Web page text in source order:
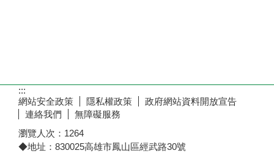
:::
網站安全政策
隱私權政策
政府網站資料開放宣告
連絡我們
無障礙服務
瀏覽人次： 1264
◆地址：830025高雄市鳳山區經武路30號